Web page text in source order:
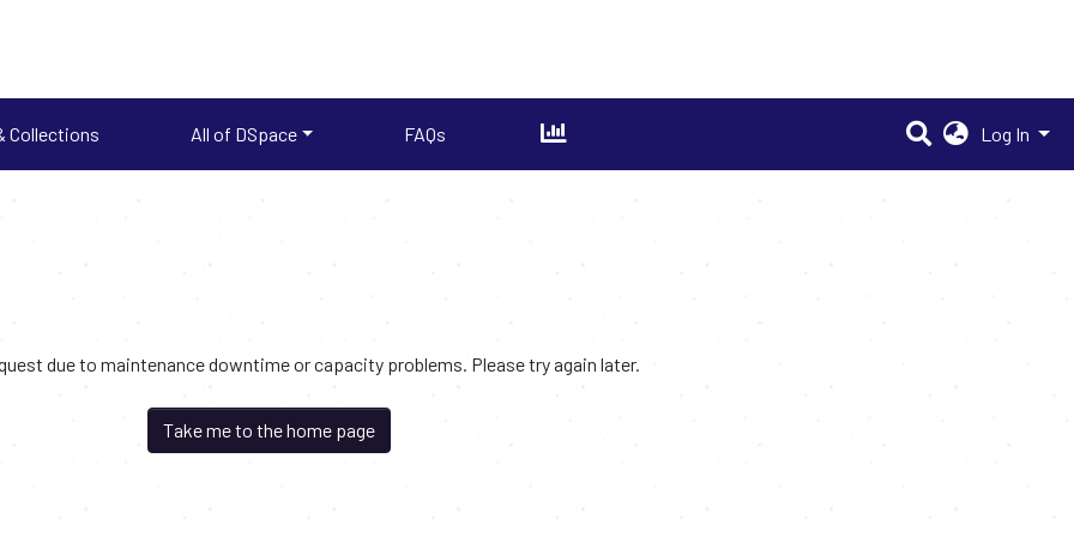
Collections All of DSpace FAQs Log In
due to maintenance downtime or capacity problems. Please try again later.
Take me to the home page